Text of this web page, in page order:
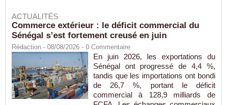
ACTUALITÉS
Commerce extérieur : le déficit commercial du
Sénégal s’est fortement creusé en juin
Rédaction - 08/08/2026 - 0 Commentaire
En juin 2026, les exportations du
Sénégal ont progressé de 4,4 %,
tandis que les importations ont bondi
de 26,7 %, portant le déficit
commercial à 128,9 milliards de